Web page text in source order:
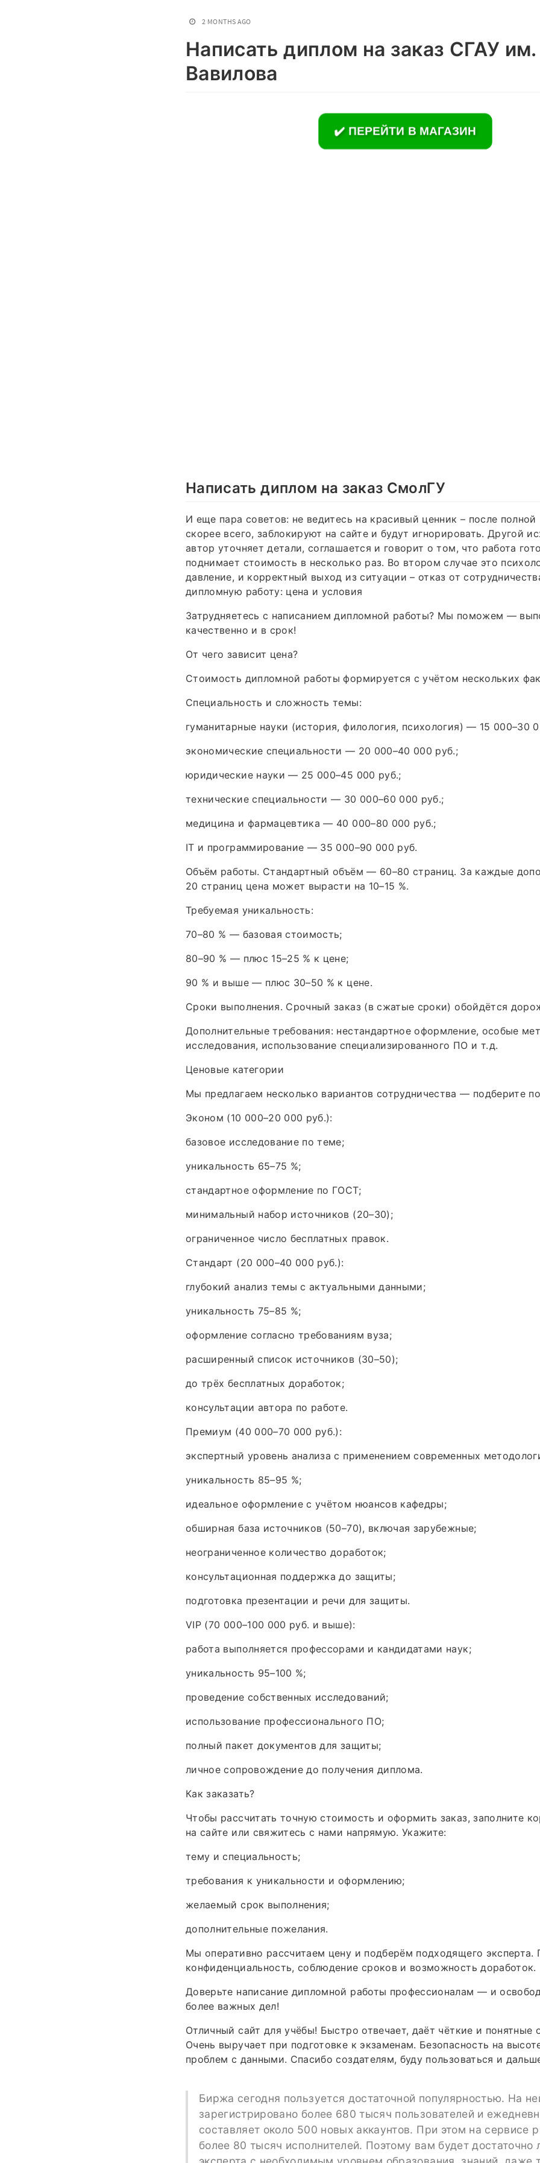
2 MONTHS AGO
Написать диплом на заказ СГАУ
Вавилова
✔️ ПЕРЕЙТИ В МАГАЗИН
Написать диплом на заказ СмолГУ
И еще пара советов: не ведитесь на красивый ценник – после полной
скорее всего, заблокируют на сайте и будут игнорировать. Другой
автор уточняет детали, соглашается и говорит о том, что работа
поднимает стоимость в несколько раз. Во втором случае это
давление, и корректный выход из ситуации – отказ от
дипломную работу: цена и условия
Затрудняетесь с написанием дипломной работы? Мы поможем —
качественно и в срок!
От чего зависит цена?
Стоимость дипломной работы формируется с учётом нескольких
Специальность и сложность темы:
гуманитарные науки (история, филология, психология) — 15 000–30
экономические специальности — 20 000–40 000 руб.;
юридические науки — 25 000–45 000 руб.;
технические специальности — 30 000–60 000 руб.;
медицина и фармацевтика — 40 000–80 000 руб.;
IT и программирование — 35 000–90 000 руб.
Объём работы. Стандартный объём — 60–80 страниц. За каждые
20 страниц цена может вырасти на 10–15 %.
Требуемая уникальность:
70–80 % — базовая стоимость;
80–90 % — плюс 15–25 % к цене;
90 % и выше — плюс 30–50 % к цене.
Сроки выполнения. Срочный заказ (в сжатые сроки) обойдётся
Дополнительные требования: нестандартное оформление, особые
исследования, использование специализированного ПО и т. д.
Ценовые категории
Мы предлагаем несколько вариантов сотрудничества — подберите
Эконом (10 000–20 000 руб.):
базовое исследование по теме;
уникальность 65–75 %;
стандартное оформление по ГОСТ;
минимальный набор источников (20–30);
ограниченное число бесплатных правок.
Стандарт (20 000–40 000 руб.):
глубокий анализ темы с актуальными данными;
уникальность 75–85 %;
оформление согласно требованиям вуза;
расширенный список источников (30–50);
до трёх бесплатных доработок;
консультации автора по работе.
Премиум (40 000–70 000 руб.):
экспертный уровень анализа с применением современных
уникальность 85–95 %;
идеальное оформление с учётом нюансов кафедры;
обширная база источников (50–70), включая зарубежные;
неограниченное количество доработок;
консультационная поддержка до защиты;
подготовка презентации и речи для защиты.
VIP (70 000–100 000 руб. и выше):
работа выполняется профессорами и кандидатами наук;
уникальность 95–100 %;
проведение собственных исследований;
использование профессионального ПО;
полный пакет документов для защиты;
личное сопровождение до получения диплома.
Как заказать?
Чтобы рассчитать точную стоимость и оформить заказ, заполните
на сайте или свяжитесь с нами напрямую. Укажите:
тему и специальность;
требования к уникальности и оформлению;
желаемый срок выполнения;
дополнительные пожелания.
Мы оперативно рассчитаем цену и подберём подходящего эксперта.
конфиденциальность, соблюдение сроков и возможность доработок.
Доверьте написание дипломной работы профессионалам — и
более важных дел!
Отличный сайт для учёбы! Быстро отвечает, даёт чёткие и понятные
Очень выручает при подготовке к экзаменам. Безопасность на
проблем с данными. Спасибо создателям, буду пользоваться и
Биржа сегодня пользуется достаточной популярностью. На
зарегистрировано более 680 тысяч пользователей и
составляет около 500 новых аккаунтов. При этом на сервисе
более 80 тысяч исполнителей. Поэтому вам будет достаточно